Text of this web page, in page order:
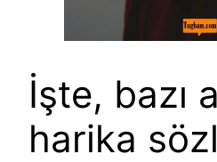
İşte, bazı
harika